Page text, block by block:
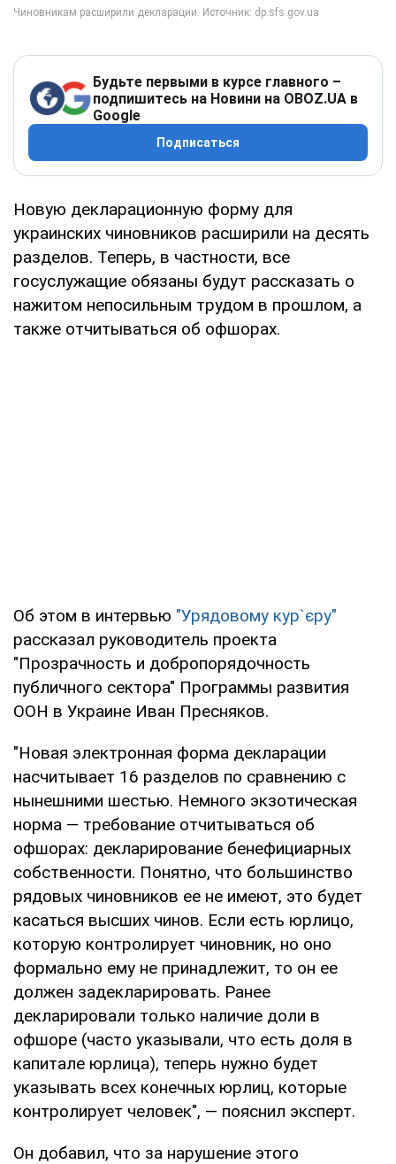
Будьте первыми в курсе главного –
подпишитесь на Новини на OBOZ.UA в
Google
Подписаться
Новую декларационную форму для
украинских чиновников расширили на десять
разделов. Теперь, в частности, все
госуслужащие обязаны будут рассказать о
нажитом непосильным трудом в прошлом, а
также отчитываться об офшорах.
Об этом в интервью "Урядовому кур`єру"
рассказал руководитель проекта
"Прозрачность и добропорядочность
публичного сектора" Программы развития
ООН в Украине Иван Пресняков.
"Новая электронная форма декларации
насчитывает 16 разделов по сравнению с
нынешними шестью. Немного экзотическая
норма — требование отчитываться об
офшорах: декларирование бенефициарных
собственности. Понятно, что большинство
рядовых чиновников ее не имеют, это будет
касаться высших чинов. Если есть юрлицо,
которую контролирует чиновник, но оно
формально ему не принадлежит, то он ее
должен задекларировать. Ранее
декларировали только наличие доли в
офшоре (часто указывали, что есть доля в
капитале юрлица), теперь нужно будет
указывать всех конечных юрлиц, которые
контролирует человек", — пояснил эксперт.
Он добавил, что за нарушение этого